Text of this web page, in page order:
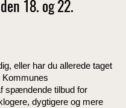
18. og 22.
eller har du allerede taget
Kommunes
spændende tilbud for
dygtigere og mere